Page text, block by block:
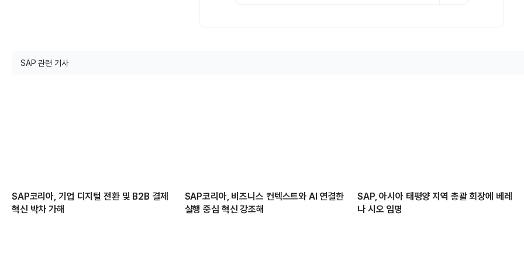
SAP 관련 기사
SAP코리아, 기업 디지털 전환 및 B2B 결제
혁신 박차 가해
SAP코리아, 비즈니스 컨텍스트와 AI 연결한
실행 중심 혁신 강조해
SAP, 아시아 태평양 지역 총괄 회장에 베레
나 시오 임명